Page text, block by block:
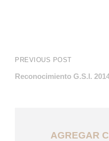
PREVIOUS POST
Reconocimiento G.S.I.
AGREGAR